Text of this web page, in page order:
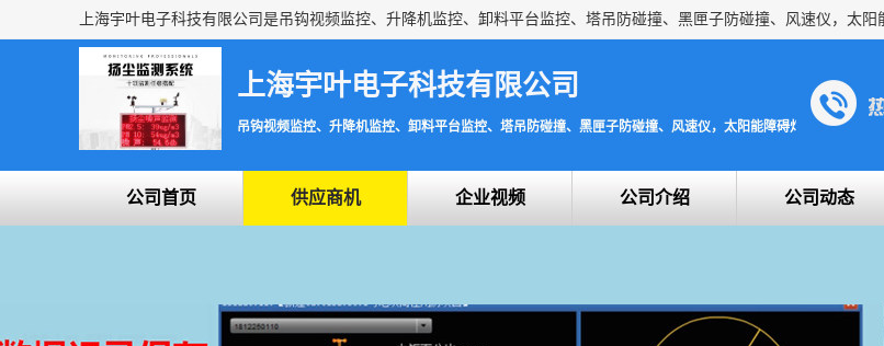
上海宇叶电子科技有限公司
吊钩视频监控、升降机监控、卸料平台监控、塔吊防碰撞、黑匣子防碰撞、风速仪，太阳能障碍灯安全提示灯
公司首页 供应商机 企业视频 公司介绍 公司动态